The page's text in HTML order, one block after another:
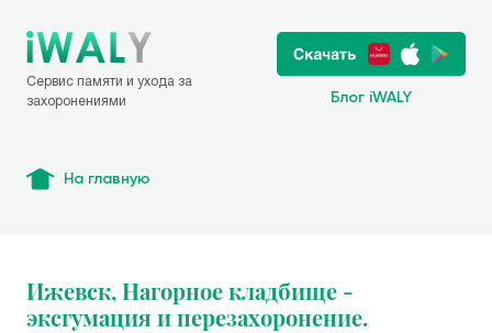
Сервис памяти и ухода за
захоронениями
Блог iWALY
На главную
Ижевск, Нагорное кладбище -
эксгумация и перезахоронение.